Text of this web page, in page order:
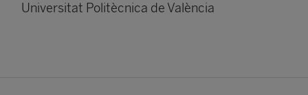
Universitat Politècnica de València